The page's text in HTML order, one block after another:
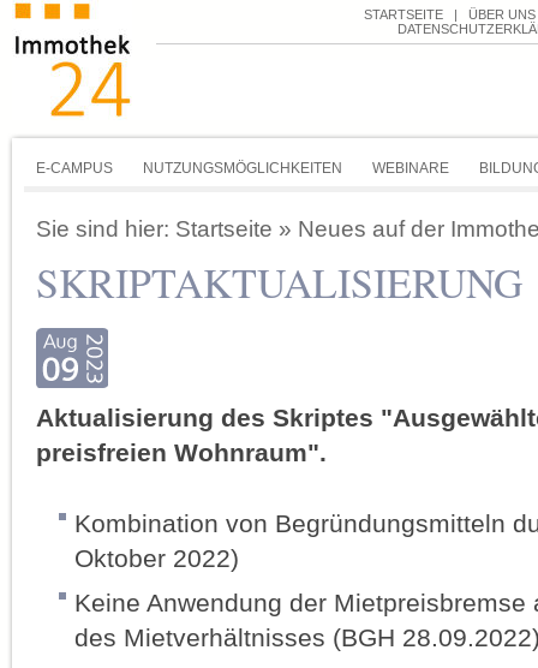
STARTSEITE |
ÜBER UNS
E-CAMPUS NUTZUNGSMÖGLICHKEITEN WEBINARE
Sie sind hier: Startseite » Neues auf der
SKRIPTAKTUALISIERUNG
Aktualisierung des Skriptes
preisfreien Wohnraum".
Kombination von Begründungsmitteln
Oktober 2022)
Keine Anwendung der
des Mietverhältnisses (BGH